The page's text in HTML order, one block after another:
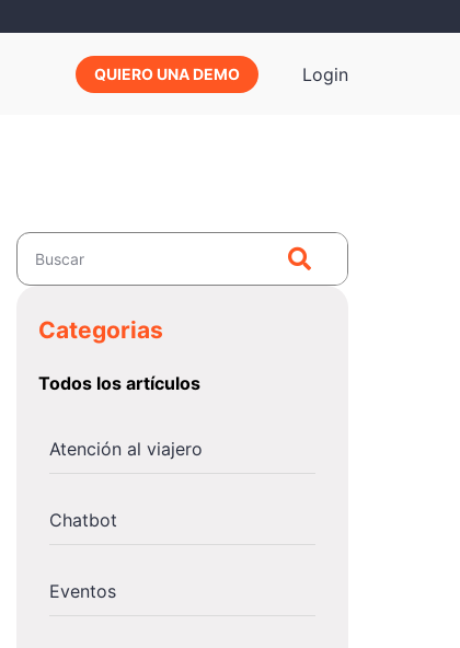
QUIERO UNA DEMO Login
Categorias
Todos los artículos
Atención al viajero
Chatbot
Eventos